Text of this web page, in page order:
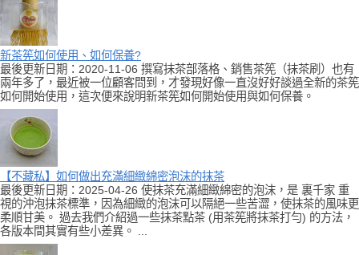
新茶筅如何使用、如何保養?
最後更新日期：2020-11-06 撰寫抹茶部落格、銷售茶筅（抹茶刷）也有
兩年多了，最近被一位顧客問到，才發現好像一直沒好好談過全新的茶筅
如何開始使用，這次便來說明新茶筅如何開始使用與如何保養。
【不藏私】如何做出充滿細緻綿密泡沫的抹茶
最後更新日期：2025-04-26 使抹茶充滿細緻綿密的泡沫，是 裏千家 重
視的沖泡抹茶標準，因為細緻的泡沫可以隔絕一些苦澀，使抹茶的風味更
柔順甘美。 過去我們介紹過一些抹茶點茶 (用茶筅將抹茶打勻) 的方法，
各版本間其實有些小差異。 ...